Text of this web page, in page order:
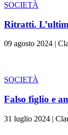
SOCIETÀ
Ritratti.
09 agosto 2024 |
SOCIETÀ
Falso figlio e
31 luglio 2024 |